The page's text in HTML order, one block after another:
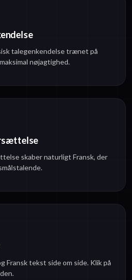
talegenkendelse trænet på
nøjagtighed.
skaber naturligt Fransk, der
Fransk tekst side om side. Klik på